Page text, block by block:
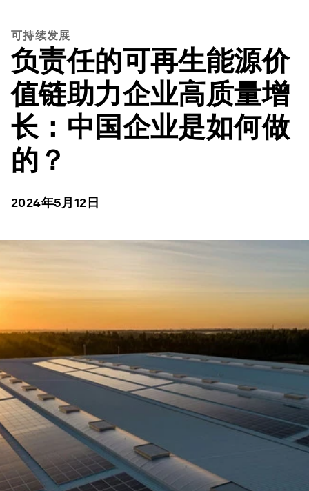
可持续发展
负责任的可再生能源价
值链助力企业高质量增
长：中国企业是如何做
的？
2024年5月12日